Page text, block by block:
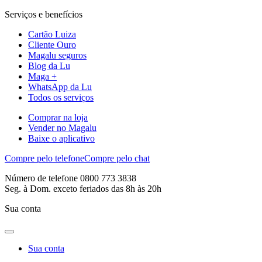
Serviços e benefícios
Cartão Luiza
Cliente Ouro
Magalu seguros
Blog da Lu
Maga +
WhatsApp da Lu
Todos os serviços
Comprar na loja
Vender no Magalu
Baixe o aplicativo
Compre pelo telefoneCompre pelo chat
Número de telefone 0800 773 3838
Seg. à Dom. exceto feriados das 8h às 20h
Sua conta
Sua conta